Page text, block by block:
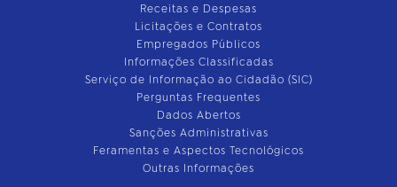
Receitas e Despesas
Licitações e Contratos
Empregados Públicos
Informações Classificadas
Serviço de Informação ao Cidadão (SIC)
Perguntas Frequentes
Dados Abertos
Sanções Administrativas
Feramentas e Aspectos Tecnológicos
Outras Informações